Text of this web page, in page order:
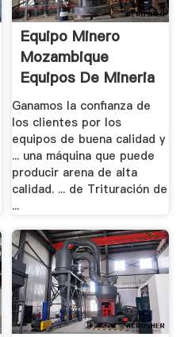
Equipo Minero
Mozambique
Equipos De Mineria
.
Ganamos la confianza de
los clientes por los
equipos de buena calidad y
... una máquina que puede
producir arena de alta
calidad. ... de Trituración de
...